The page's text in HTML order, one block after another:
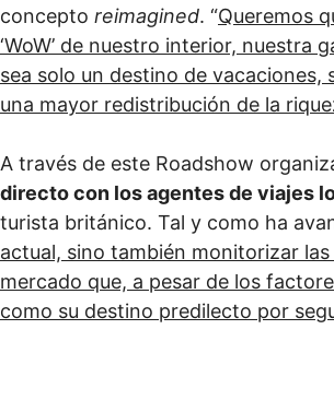
concepto reimagined. “Queremos
‘WoW’ de nuestro interior,
sea solo un destino de
una mayor redistribución de la
A través de este Roadshow
directo con los agentes de viajes
turista británico. Tal y como ha
actual, sino también monitorizar
mercado que, a pesar de los
como su destino predilecto por